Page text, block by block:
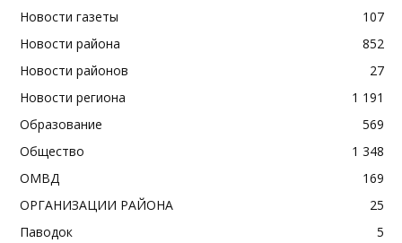
Новости газеты
107
Новости района
852
Новости районов
27
Новости региона
1 191
Образование
569
Общество
1 348
ОМВД
169
ОРГАНИЗАЦИИ РАЙОНА
25
Паводок
5